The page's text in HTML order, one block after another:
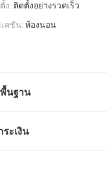
ง: ติดตั้งอย่างรวดเร็ว
คชัน: ห้องนอน
นฐาน
ะเงิน